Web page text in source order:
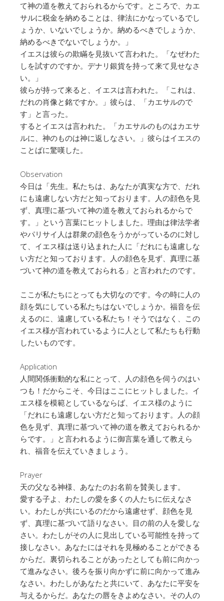
て神の道を教えておられるからです。ところで、カエ
サルに税金を納めることは、律法にかなっているでし
ょうか、いないでしょうか。納めるべきでしょうか、
納めるべきでないでしょうか。」
イエスは彼らの欺瞞を見抜いて言われた。「なぜわた
しを試すのですか。デナリ銀貨を持って来て見せなさ
い。」
彼らが持って来ると、イエスは言われた。「これは、
だれの肖像と銘ですか。」彼らは、「カエサルので
す」と言った。
するとイエスは言われた。「カエサルのものはカエサ
ルに、神のものは神に返しなさい。」彼らはイエスの
ことばに驚嘆した。
Observation
今日は「先生。私たちは、あなたが真実な方で、だれ
にも遠慮しない方だと知っております。人の顔色を見
ず、真理に基づいて神の道を教えておられるからで
す。」という言葉にヒットしました。理由は律法学者
やパリサイ人は群衆の顔色をうかがっているのに対し
て、イエス様は送り込まれた人に「だれにも遠慮しな
い方だと知っております。人の顔色を見ず、真理に基
づいて神の道を教えておられる」と言われたのです。
ここが私たちにとっても大切なのです。今の時に人の
顔を気にしている私たちはないでしょうか。福音を伝
えるのに、遠慮している私たち！そうではなく、この
イエス様が言われているように人として私たちも行動
したいものです。
Application
人間関係衝動的な私にとって、人の顔色を伺うのはい
つも！だからこそ、今日はここにヒットしました。イ
エス様を模範としているならば、イエス様のように
「だれにも遠慮しない方だと知っております。人の顔
色を見ず、真理に基づいて神の道を教えておられるか
らです。」と言われるように御言葉を通して教えら
れ、福音を伝えていきましょう。
Prayer
天の父なる神様、あなたのお名前を賛美します。
愛する子よ、わたしの愛を多くの人たちに伝えなさ
い。わたしが共にいるのだから遠慮せず、顔色を見
ず、真理に基づいて語りなさい。目の前の人を愛しな
さい。わたしがその人に見出している可能性を持って
接しなさい。あなたにはそれを見極めることができる
からだ。裏切られることがあったとしても前に向かっ
て進みなさい。後ろを振り向かずに前に向かって進み
なさい。わたしがあなたと共にいて、あなたに平安を
与えるからだ。あなたの唇をきよめなさい。その人の